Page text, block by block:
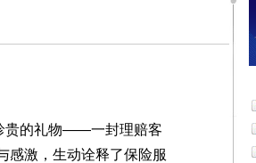
贵的礼物——一封理赔客
感激，生动诠释了保险服